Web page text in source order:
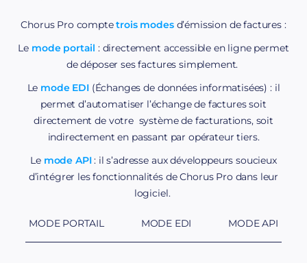
Si vouscollaborez régulièrement avec l’Etatavec une
volumétrie conséquente de factures, automatisez vos
flux avec leprotocole EDId’échange de données
informatisées ou optez pour lemode APIselon votre
solution logicielle.
Chorus Pro comptetrois modesd’émission de factures :
Le mode portail : directement accessible en ligne permet
de déposer ses factures simplement.
Le mode EDI(Échanges de données informatisées) : il
permet d’automatiser l’échange de factures soit
directement de votre système de facturations, soit
indirectement en passant par opérateur tiers.
Le mode API: il s’adresse aux développeurs soucieux
d’intégrer les fonctionnalités de Chorus Pro dans leur
logiciel.
MODE PORTAIL MODE EDI MODE API